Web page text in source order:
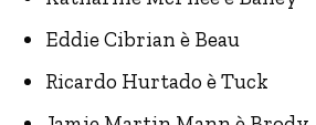
Eddie Cibrian è Beau
Ricardo Hurtado è Tuck